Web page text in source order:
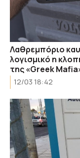
Λαθρεμπόριο
λογισμικό η
της «Greek
12/03 18:42